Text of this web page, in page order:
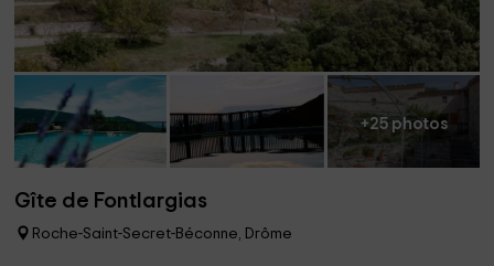
+25 photos
Gîte de Fontlargias
Roche-Saint-Secret-Béconne, Drôme